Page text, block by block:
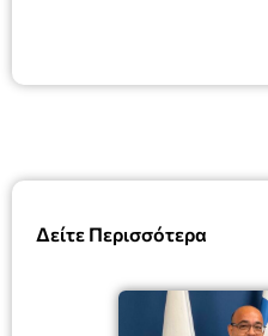
Δείτε Περισσότερα